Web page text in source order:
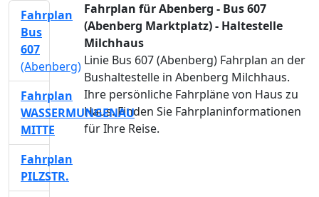
Fahrplan für Abenberg - Bus 607
(Abenberg Marktplatz) - Haltestelle
Milchhaus
Linie Bus 607 (Abenberg) Fahrplan an der
Bushaltestelle in Abenberg Milchhaus.
Ihre persönliche Fahrpläne von Haus zu
Haus. Finden Sie Fahrplaninformationen
für Ihre Reise.
Fahrplan
Bus
607
(Abenberg)
Fahrplan
WASSERMUNGENAU
MITTE
Fahrplan
PILZSTR.